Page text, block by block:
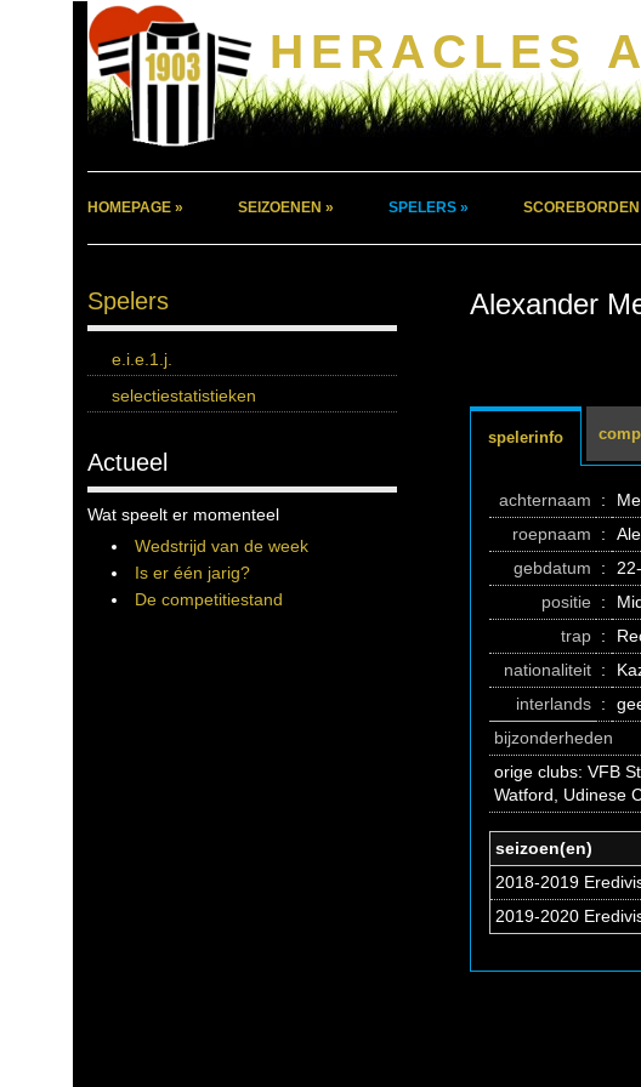
HERACLES
HOMEPAGE » SEIZOENEN » SPELERS » SCOREBORDEN
Spelers
e.i.e.1.j.
selectiestatistieken
Actueel
Wat speelt er momenteel
Wedstrijd van de week
Is er één jarig?
De competitiestand
Alexander
spelerinfo
achternaam :
roepnaam
:
gebdatum
:
positie :
trap :
nationaliteit :
interlands :
bijzonderheden
orige clubs: VFB
Watford, Udinese
seizoen(en)
2018-2019
2019-2020